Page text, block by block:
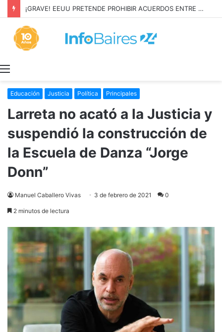
¡GRAVE! EEUU PRETENDE PROHIBIR ACUERDOS ENTRE CHINA Y UNA COOPERATIVA EN NEUQUÉN
Educación Justicia Política Principales
Larreta no acató a la Justicia y
suspendió la construcción de
la Escuela de Danza “Jorge
Donn”
Manuel Caballero Vivas 3 de febrero de 2021 0
2 minutos de lectura